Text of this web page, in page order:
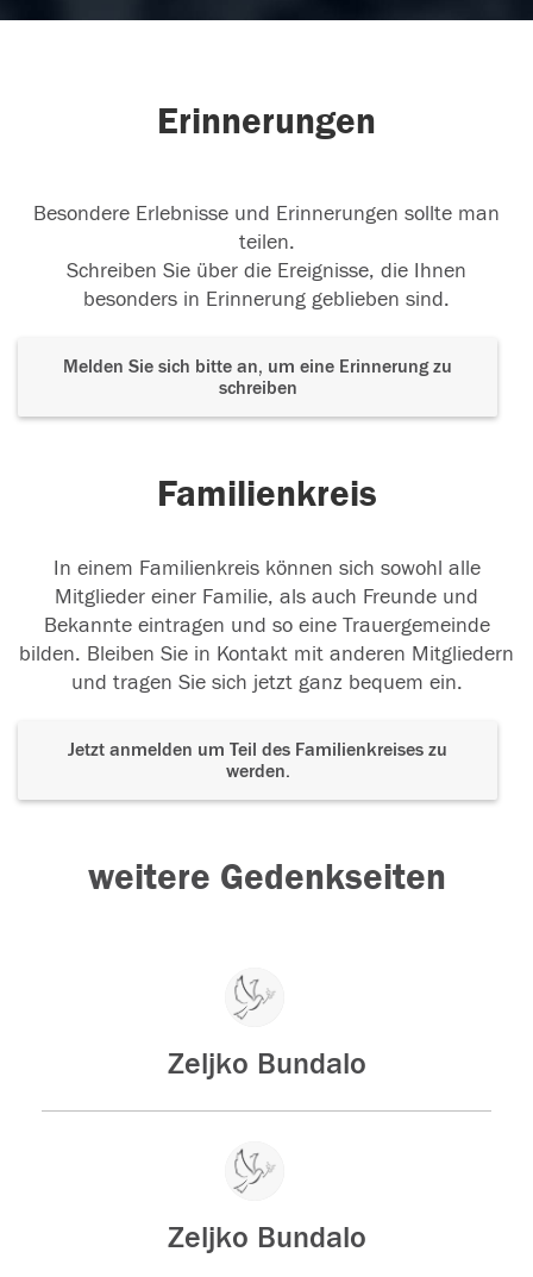
Erinnerungen
Besondere Erlebnisse und Erinnerungen sollte man
teilen.
Schreiben Sie über die Ereignisse, die Ihnen
besonders in Erinnerung geblieben sind.
Melden Sie sich bitte an, um eine Erinnerung zu
schreiben
Familienkreis
In einem Familienkreis können sich sowohl alle
Mitglieder einer Familie, als auch Freunde und
Bekannte eintragen und so eine Trauergemeinde
bilden. Bleiben Sie in Kontakt mit anderen Mitgliedern
und tragen Sie sich jetzt ganz bequem ein.
Jetzt anmelden um Teil des Familienkreises zu
werden.
weitere Gedenkseiten
Zeljko Bundalo
Zeljko Bundalo